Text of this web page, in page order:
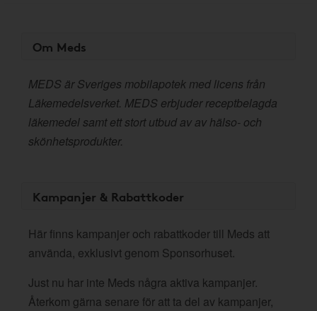
Om Meds
MEDS är Sveriges mobilapotek med licens från
Läkemedelsverket. MEDS erbjuder receptbelagda
läkemedel samt ett stort utbud av av hälso- och
skönhetsprodukter.
Kampanjer & Rabattkoder
Här finns kampanjer och rabattkoder till Meds att
använda, exklusivt genom Sponsorhuset.
Just nu har inte Meds några aktiva kampanjer.
Återkom gärna senare för att ta del av kampanjer,